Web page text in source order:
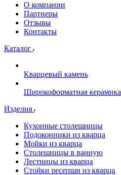
О компании
Партнеры
Отзывы
Контакты
Каталог
Кварцевый камень
Широкоформатная керамика
Изделия
Кухонные столешницы
Подоконники из кварца
Мойки из кварца
Столешницы в ванную
Лестницы из кварца
Стойки ресепшн из кварца